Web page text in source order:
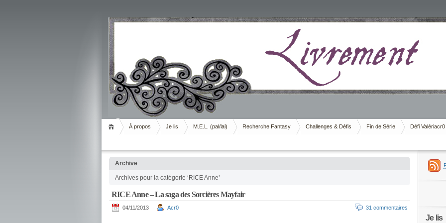
Livrement
À propos Je lis M.E.L. (pal/lal) Recherche Fantasy Challenges & Défis Fin de Série Défi Valériacr0
Archive
Archives pour la catégorie ‘RICE Anne’
RICE Anne – La saga des Sorcières Mayfair
04/11/2013 Acr0 31 commentaires
Je lis